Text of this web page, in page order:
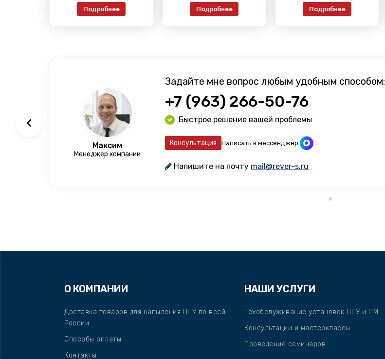
Подробнее Подробнее Подробнее
Максим
Менеджер компании
Задайте мне вопрос любым удобным способом:
+7 (963) 266-50-76
Быстрое решение вашей проблемы
Консультация Написать в мессенджер:
Напишите на почту mail@rever-s.ru
О КОМПАНИИ
Доставка товаров для напыления ППУ по всей
России
Способы оплаты
Контакты
НАШИ УСЛУГИ
Техобслуживание установок ППУ и ПМ
Консультации и мастерклассы
Проведение семинаров